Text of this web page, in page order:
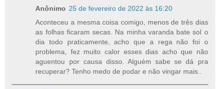
Anônimo 25 de fevereiro de 2022 às 16:20
Aconteceu a mesma coisa comigo, menos de três dias
as folhas ficaram secas. Na minha varanda bate sol o
dia todo praticamente, acho que a rega não foi o
problema, fez muito calor esses dias acho que não
aguentou por causa disso. Alguém sabe se dá pra
recuperar? Tenho medo de podar e não vingar mais..